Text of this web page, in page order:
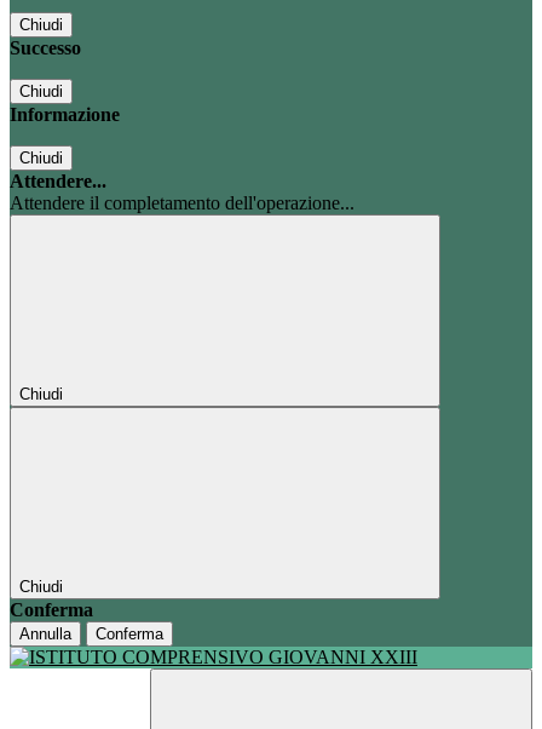
Chiudi
Successo
Chiudi
Informazione
Chiudi
Attendere...
Attendere il completamento dell'operazione...
Chiudi
Chiudi
Conferma
Annulla Conferma